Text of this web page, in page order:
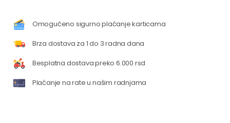
Omogućeno sigurno plaćanje karticama
Brza dostava za 1 do 3 radna dana
Besplatna dostava preko 6.000 rsd
Plaćanje na rate u našim radnjama